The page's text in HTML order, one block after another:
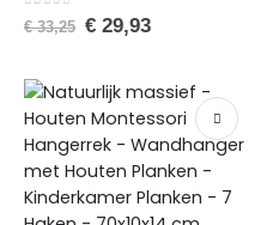
0 van de 5
€33,25 €29,93